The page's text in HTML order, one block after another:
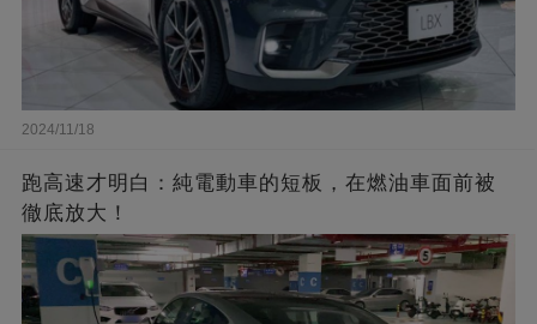
2024/11/18
跑高速才明白：純電動車的短板，在燃油車面前被
徹底放大！